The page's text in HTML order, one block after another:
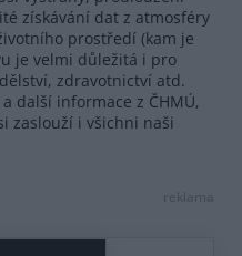
získávání dat z atmosféry
prostředí (kam je
je velmi důležitá i pro
zdravotnictví atd.
další informace z ČHMÚ,
zaslouží i všichni naši
reklama